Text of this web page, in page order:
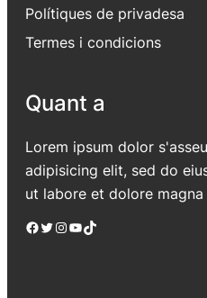
Polítiques de privadesa
Termes i condicions
Quant a
Lorem ipsum dolor
adipisicing elit, sed do
ut labore et dolore magna
Facebook Twitter Instagram YouTube TikTok